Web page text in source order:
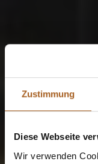
Zustimmung
Diese Webseite
Wir verwenden